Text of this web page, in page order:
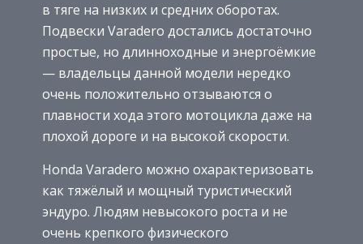
в тяге на низких и средних оборотах.
Подвески Varadero достались достаточно
простые, но длинноходные и энергоёмкие
— владельцы данной модели нередко
очень положительно отзываются о
плавности хода этого мотоцикла даже на
плохой дороге и на высокой скорости.
Honda Varadero можно охарактеризовать
как тяжёлый и мощный туристический
эндуро. Людям невысокого роста и не
очень крепкого физического